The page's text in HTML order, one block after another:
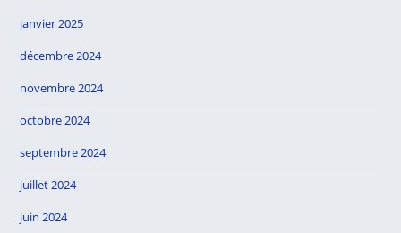
janvier 2025
décembre 2024
novembre 2024
octobre 2024
septembre 2024
juillet 2024
juin 2024